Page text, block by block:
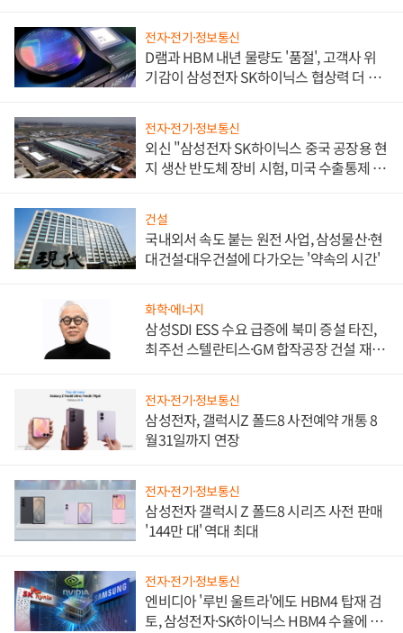
전자·전기·정보통신
D램과 HBM 내년 물량도 '품절', 고객사 위
기감이 삼성전자 SK하이닉스 협상력 더 키
전자·전기·정보통신
외신 "삼성전자 SK하이닉스 중국 공장용 현
지 생산 반도체 장비 시험, 미국 수출통제 대
건설
국내외서 속도 붙는 원전 사업, 삼성물산·현
대건설·대우건설에 다가오는 '약속의 시간'
화학·에너지
삼성SDI ESS 수요 급증에 북미 증설 타진,
최주선 스텔란티스·GM 합작공장 건설 재추
전자·전기·정보통신
삼성전자, 갤럭시Z 폴드8 사전예약 개통 8
월31일까지 연장
전자·전기·정보통신
삼성전자 갤럭시 Z 폴드8 시리즈 사전 판매
'144만 대' 역대 최대
전자·전기·정보통신
엔비디아 '루빈 울트라'에도 HBM4 탑재 검
토, 삼성전자·SK하이닉스 HBM4 수율에 주